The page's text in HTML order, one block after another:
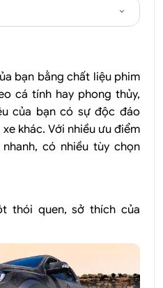
bạn bằng chất liệu phim
cá tính hay phong thủy,
của bạn có sự độc đáo
khác. Với nhiều ưu điểm
có nhiều tùy chọn
thói quen, sở thích của